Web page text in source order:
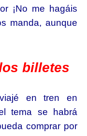
¡No me hagáis
manda, aunque
billetes
en tren en
tema se habrá
comprar por